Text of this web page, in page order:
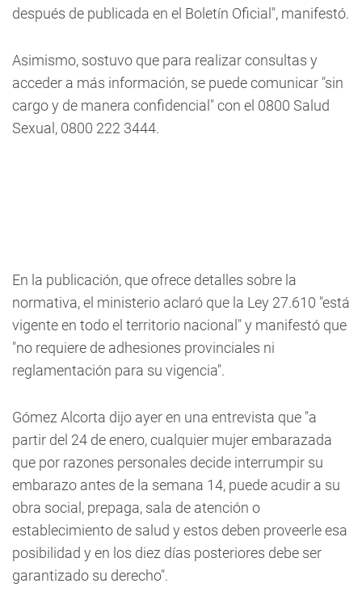
después de publicada en el Boletín Oficial", manifestó.
Asimismo, sostuvo que para realizar consultas y
acceder a más información, se puede comunicar "sin
cargo y de manera confidencial" con el 0800 Salud
Sexual, 0800 222 3444.
En la publicación, que ofrece detalles sobre la
normativa, el ministerio aclaró que la Ley 27.610 "está
vigente en todo el territorio nacional" y manifestó que
"no requiere de adhesiones provinciales ni
reglamentación para su vigencia".
Gómez Alcorta dijo ayer en una entrevista que "a
partir del 24 de enero, cualquier mujer embarazada
que por razones personales decide interrumpir su
embarazo antes de la semana 14, puede acudir a su
obra social, prepaga, sala de atención o
establecimiento de salud y estos deben proveerle esa
posibilidad y en los diez días posteriores debe ser
garantizado su derecho".